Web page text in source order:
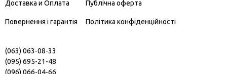
Доставка и Оплата
Повернення і гарантія
Публічна оферта
Політика конфіденційності
(063) 063-08-33
(095) 695-21-48
(096) 066-04-66